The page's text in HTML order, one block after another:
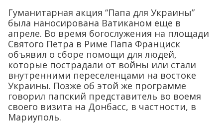
Гуманитарная акция “Папа для Украины”
была наносирована Ватиканом еще в
апреле. Во время богослужения на площади
Святого Петра в Риме Папа Франциск
объявил о сборе помощи для людей,
которые пострадали от войны или стали
внутренними переселенцами на востоке
Украины. Позже об этой же программе
говорил папский представитель во воемя
своего визита на Донбасс, в частности, в
Мариуполь.